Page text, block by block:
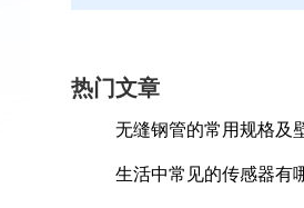
热门文章
无缝钢管的常用规格及
生活中常见的传感器有